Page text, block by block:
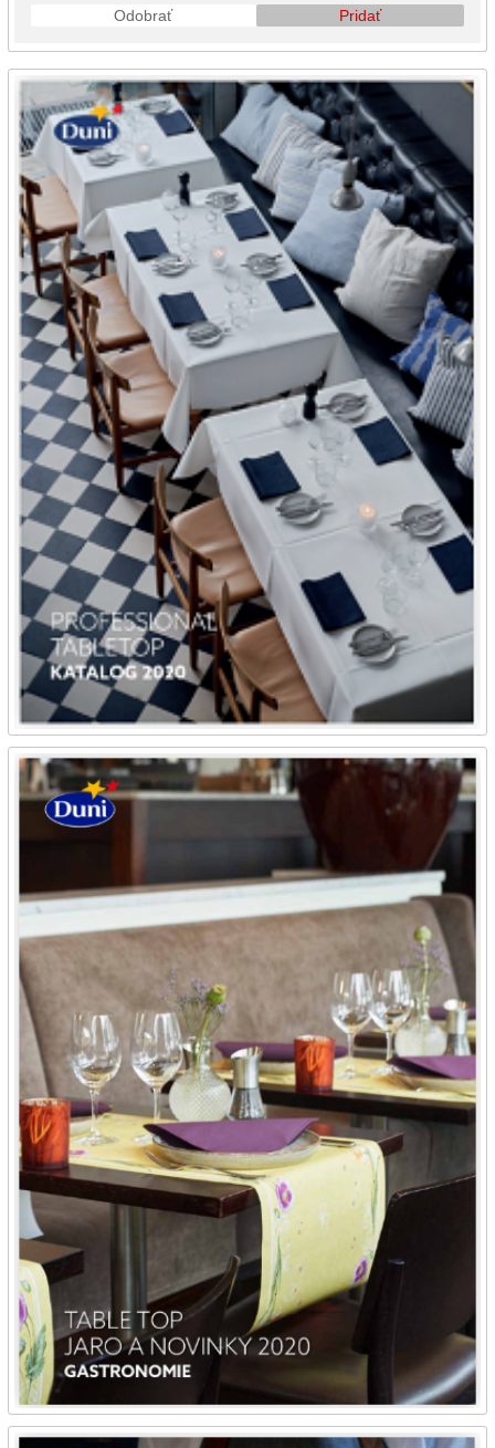
Odobrať Pridať